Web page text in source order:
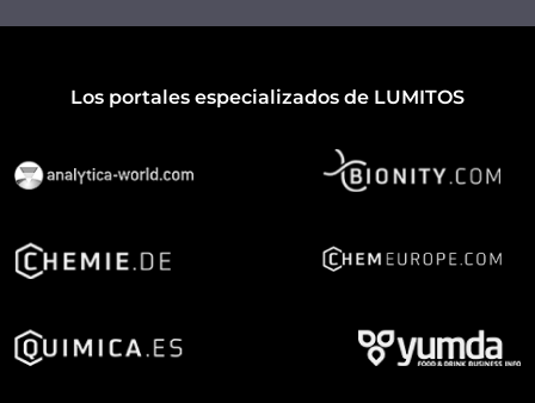
Los portales especializados de LUMITOS